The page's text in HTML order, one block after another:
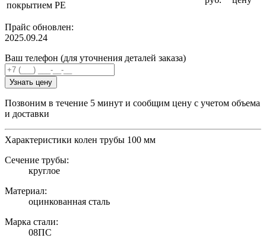
покрытием PE
Прайс обновлен:
2025.09.24
Ваш телефон (для уточнения деталей заказа)
Узнать цену
Позвоним в течение 5 минут и сообщим цену с учетом объема
и доставки
Характеристики колен трубы 100 мм
Сечение трубы:
круглое
Материал:
оцинкованная сталь
Марка стали:
08ПС